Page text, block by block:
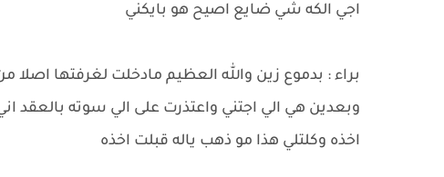
اجي الكه شي ضايع اصيح هو بايكني
براء : بدموع زين والله العظيم مادخلت لغرفتها
وبعدين هي الي اجتني واعتذرت على الي سوته
اخذه وكلتلي هذا مو ذهب ياله قبلت اخذه